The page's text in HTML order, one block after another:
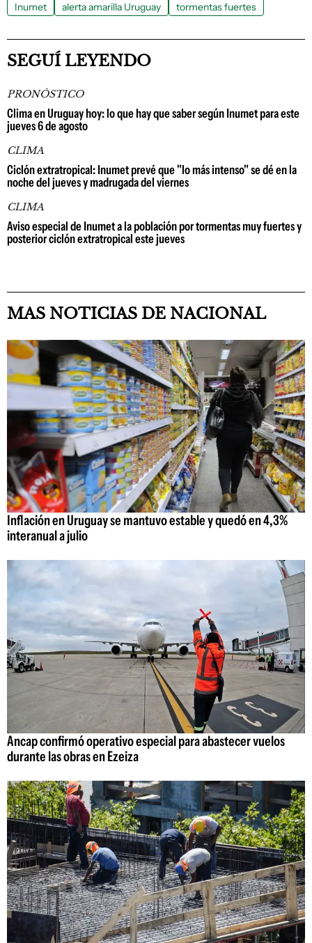
Inumet alerta amarilla Uruguay tormentas fuertes
SEGUÍ LEYENDO
PRONÓSTICO
Clima en Uruguay hoy: lo que hay que saber según Inumet para este
jueves 6 de agosto
CLIMA
Ciclón extratropical: Inumet prevé que "lo más intenso" se dé en la
noche del jueves y madrugada del viernes
CLIMA
Aviso especial de Inumet a la población por tormentas muy fuertes y
posterior ciclón extratropical este jueves
MAS NOTICIAS DE NACIONAL
Inflación en Uruguay se mantuvo estable y quedó en 4,3%
interanual a julio
Ancap confirmó operativo especial para abastecer vuelos
durante las obras en Ezeiza